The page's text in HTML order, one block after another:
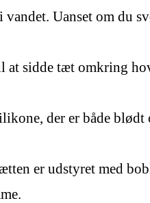
Uanset om du
at sidde tæt omkring
der er både
er udstyret med